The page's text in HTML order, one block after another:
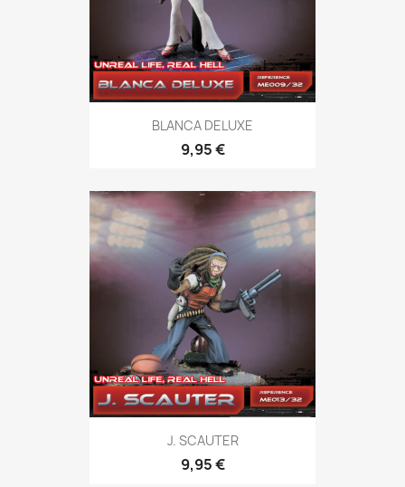
BLANCA DELUXE
9,95 €
J. SCAUTER
9,95 €